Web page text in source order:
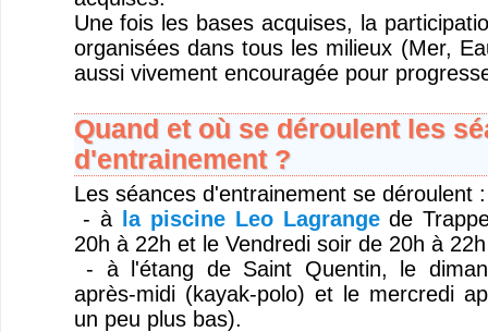
Une fois les bases acquises, la
organisées dans tous les milieux (Mer,
aussi vivement encouragée pour
Quand et où se déroulent les
d'entrainement ?
Les séances d'entrainement se déroulent :
- à
la piscine Leo Lagrangede
20h à 22h et le Vendredi soir de 20h à
- à l'étang de Saint Quentin, le
après-midi (kayak-polo) et le mercredi
un peu plus bas).